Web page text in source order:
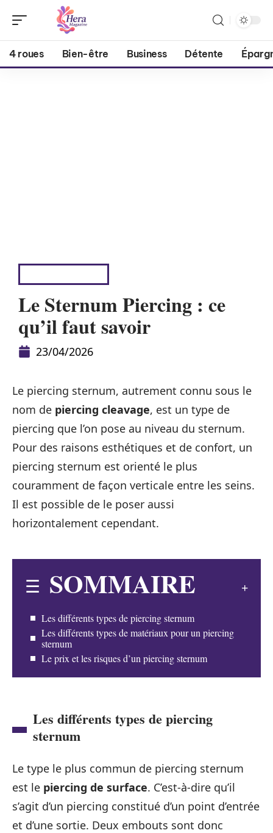
4 roues Bien-être Business Détente
Le Sternum Piercing : ce
qu’il faut savoir
23/04/2026
Le piercing sternum, autrement connu sous le
nom de piercing cleavage, est un type de
piercing que l’on pose au niveau du sternum.
Pour des raisons esthétiques et de confort, un
piercing sternum est orienté le plus
couramment de façon verticale entre les seins.
Il est possible de le poser aussi
horizontalement cependant.
SOMMAIRE
Les différents types de piercing sternum
Les différents types de matériaux pour un piercing
sternum
Le prix et les risques d’un piercing sternum
Les différents types de piercing
sternum
Le type le plus commun de piercing sternum
est le piercing de surface. C’est-à-dire qu’il
s’agit d’un piercing constitué d’un point d’entrée
et d’une sortie. Deux embouts sont donc